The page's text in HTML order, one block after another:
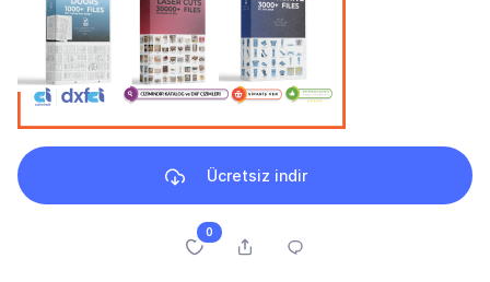
Ücretsiz indir
0